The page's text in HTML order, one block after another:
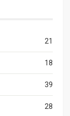
21
18
39
28